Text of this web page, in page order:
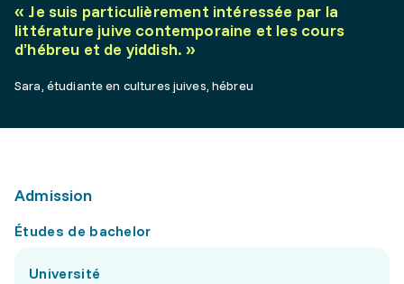
« Je suis particulièrement intéressée par la
littérature juive contemporaine et les cours
d’hébreu et de yiddish. »
Sara, étudiante en cultures juives, hébreu
Admission
Études de bachelor
Université